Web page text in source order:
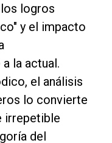
logros
y el impacto
la actual.
el análisis
lo convierte
irrepetible
del